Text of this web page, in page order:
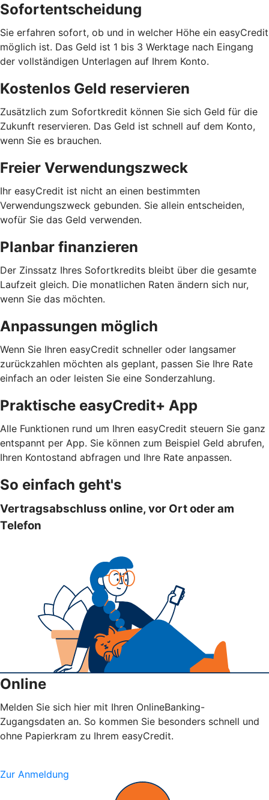
Sofortentscheidung
Sie erfahren sofort, ob und in welcher Höhe ein easyCredit
möglich ist. Das Geld ist 1 bis 3 Werktage nach Eingang
der vollständigen Unterlagen auf Ihrem Konto.
Kostenlos Geld reservieren
Zusätzlich zum Sofortkredit können Sie sich Geld für die
Zukunft reservieren. Das Geld ist schnell auf dem Konto,
wenn Sie es brauchen.
Freier Verwendungszweck
Ihr easyCredit ist nicht an einen bestimmten
Verwendungszweck gebunden. Sie allein entscheiden,
wofür Sie das Geld verwenden.
Planbar finanzieren
Der Zinssatz Ihres Sofortkredits bleibt über die gesamte
Laufzeit gleich. Die monatlichen Raten ändern sich nur,
wenn Sie das möchten.
Anpassungen möglich
Wenn Sie Ihren easyCredit schneller oder langsamer
zurückzahlen möchten als geplant, passen Sie Ihre Rate
einfach an oder leisten Sie eine Sonderzahlung.
Praktische easyCredit+ App
Alle Funktionen rund um Ihren easyCredit steuern Sie ganz
entspannt per App. Sie können zum Beispiel Geld abrufen,
Ihren Kontostand abfragen und Ihre Rate anpassen.
So einfach geht's
Vertragsabschluss online, vor Ort oder am
Telefon
Online
Melden Sie sich hier mit Ihren OnlineBanking-
Zugangsdaten an. So kommen Sie besonders schnell und
ohne Papierkram zu Ihrem easyCredit.
Zur Anmeldung